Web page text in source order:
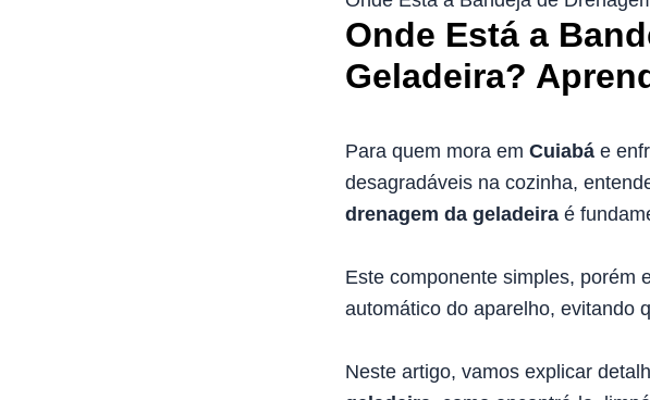
Onde Está a
Geladeira?
Para quem mora em Cuiabá e
desagradáveis na cozinha,
drenagem da geladeira é
Este componente simples, porém
automático do aparelho, evitando
Neste artigo, vamos explicar